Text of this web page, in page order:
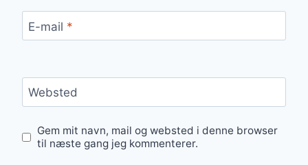
E-mail *
Websted
Gem mit navn, mail og websted i denne browser
til næste gang jeg kommenterer.